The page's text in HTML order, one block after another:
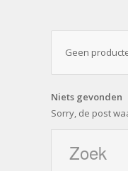
Geen
Niets gevonden
Sorry, de post